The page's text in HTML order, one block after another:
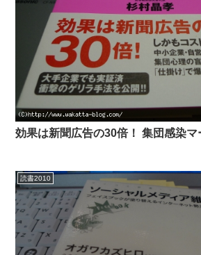
効果は新聞広告の30倍！ 集団感染
読書2010